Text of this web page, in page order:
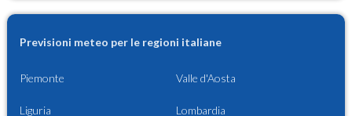
Previsioni meteo per le regioni italiane
Piemonte Valle d'Aosta
Liguria Lombardia